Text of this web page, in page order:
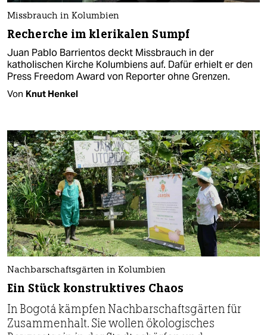
Missbrauch in Kolumbien
Recherche im klerikalen Sumpf
Juan Pablo Barrientos deckt Missbrauch in der
katholischen Kirche Kolumbiens auf. Dafür erhielt er den
Press Freedom Award von Reporter ohne Grenzen.
Von Knut Henkel
Nachbarschaftsgärten in Kolumbien
Ein Stück konstruktives Chaos
In Bogotá kämpfen Nachbarschafts­gärten für
Zusammenhalt. Sie wollen ökologisches